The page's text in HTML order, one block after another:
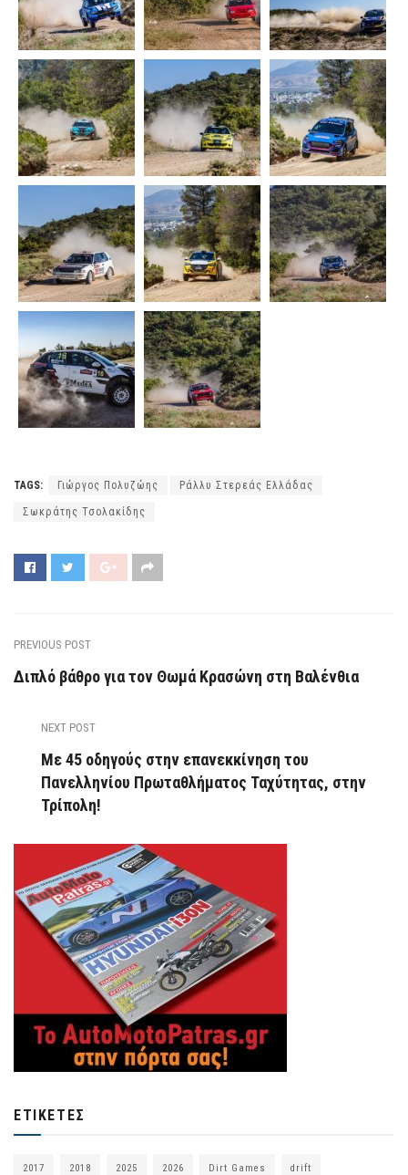
TAGS: Γιώργος Πολυζώης Ράλλυ Στερεάς Ελλάδας
Σωκράτης Τσολακίδης
PREVIOUS POST
Διπλό βάθρο για τον Θωμά Κρασώνη στη Βαλένθια
NEXT POST
Με 45 οδηγούς στην επανεκκίνηση του
Πανελληνίου Πρωταθλήματος Ταχύτητας, στην
Τρίπολη!
ΕΤΙΚΈΤΕΣ
2017 2018 2025 2026 Dirt Games drift